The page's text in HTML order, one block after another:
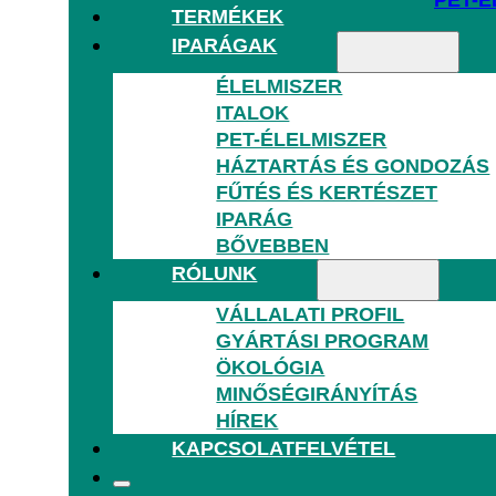
TERMÉKEK
IPARÁGAK
ÉLELMISZER
ITALOK
PET-ÉLELMISZER
HÁZTARTÁS ÉS GONDOZÁS
FŰTÉS ÉS KERTÉSZET
IPARÁG
BŐVEBBEN
RÓLUNK
VÁLLALATI PROFIL
GYÁRTÁSI PROGRAM
ÖKOLÓGIA
MINŐSÉGIRÁNYÍTÁS
HÍREK
KAPCSOLATFELVÉTEL